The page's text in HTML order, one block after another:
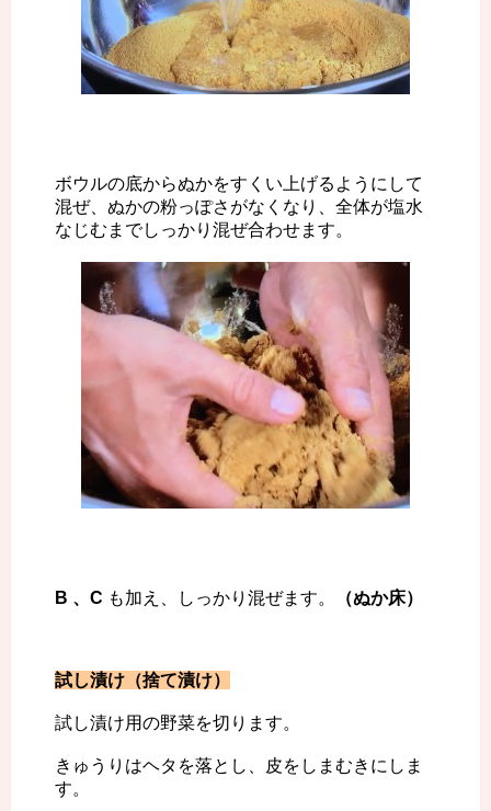
ボウルの底からぬかをすくい上げるようにして
混ぜ、ぬかの粉っぽさがなくなり、全体が塩水
なじむまでしっかり混ぜ合わせます。
B 、C も加え、しっかり混ぜます。 （ぬか床）
試し漬け（捨て漬け）
試し漬け用の野菜を切ります。
きゅうりはヘタを落とし、皮をしまむきにしま
す。